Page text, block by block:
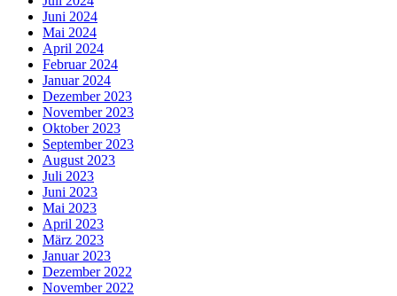
Juni 2024
Mai 2024
April 2024
Februar 2024
Januar 2024
Dezember 2023
November 2023
Oktober 2023
September 2023
August 2023
Juli 2023
Juni 2023
Mai 2023
April 2023
März 2023
Januar 2023
Dezember 2022
November 2022